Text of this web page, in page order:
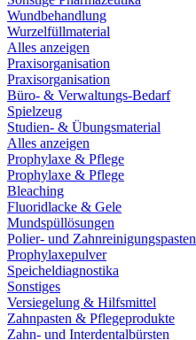
Wundbehandlung
Wurzelfüllmaterial
Alles anzeigen
Praxisorganisation
Praxisorganisation
Büro- & Verwaltungs-Bedarf
Spielzeug
Studien- & Übungsmaterial
Alles anzeigen
Prophylaxe & Pflege
Prophylaxe & Pflege
Bleaching
Fluoridlacke & Gele
Mundspüllösungen
Polier- und Zahnreinigungspasten
Prophylaxepulver
Speicheldiagnostika
Sonstiges
Versiegelung & Hilfsmittel
Zahnpasten & Pflegeprodukte
Zahn- und Interdentalbürsten